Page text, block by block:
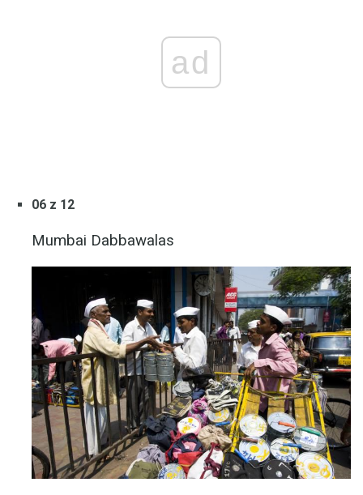
ad
06 z 12
Mumbai Dabbawalas